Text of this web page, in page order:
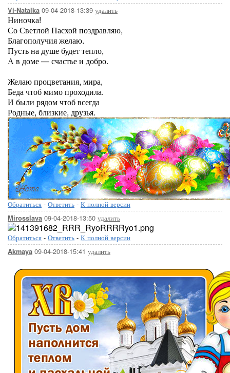
Vi-Natalka 09-04-2018-13:39 удалить
Ниночка!
Со Светлой Пасхой поздравляю,
Благополучия желаю.
Пусть на душе будет тепло,
А в доме — счастье и добро.
Желаю процветания, мира,
Беда чтоб мимо проходила.
И были рядом чтоб всегда
Родные, близкие, друзья.
Обратиться - Ответить - К полной версии
Mirosslava 09-04-2018-13:50 удалить
Обратиться - Ответить - К полной версии
Akmaya 09-04-2018-15:41 удалить